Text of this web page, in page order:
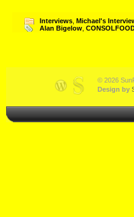
Interviews Michael's
Alan Bigelow
© 2026
Design by